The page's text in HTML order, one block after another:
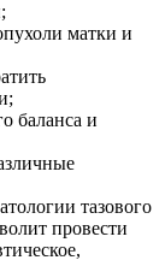
матки и
баланса и
тазового
провести